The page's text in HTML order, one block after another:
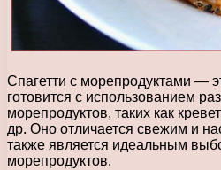
Спагетти с морепродуктами —
готовится с использованием
морепродуктов, таких как
др. Оно отличается свежим и
также является идеальным
морепродуктов.